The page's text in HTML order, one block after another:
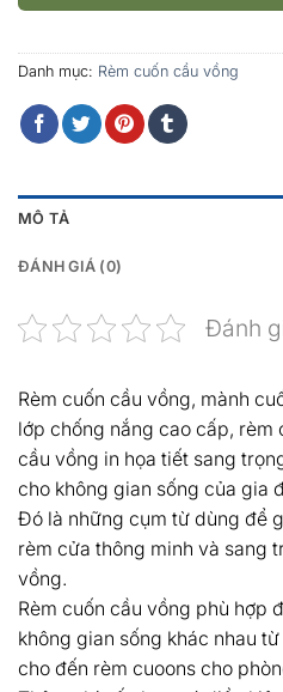
Danh mục: Rèm cuốn cầu vồng
MÔ TẢ
ĐÁNH GIÁ (0)
Đánh
Rèm cuốn cầu vồng, mành
lớp chống nắng cao cấp, rèm
cầu vồng in họa tiết sang
cho không gian sống của gia
Đó là những cụm từ dùng để
rèm cửa thông minh và sang
vồng.
Rèm cuốn cầu vồng phù hợp
không gian sống khác nhau
cho đến rèm cuoons cho